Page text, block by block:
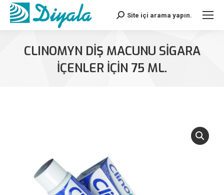
Search:Site içi arama yapın.
CLINOMYN DİŞ MACUNU SİGARA
İÇENLER İÇİN 75 ML.